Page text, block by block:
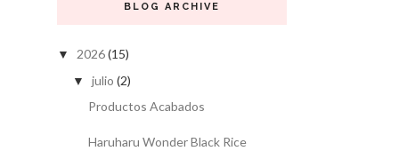
BLOG ARCHIVE
▼ 2026(15)
▼ julio (2)
Productos Acabados
Haruharu Wonder Black Rice